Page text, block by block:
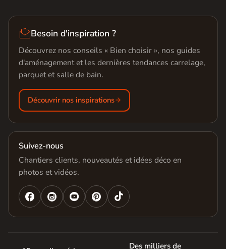
Besoin d'inspiration ?
Découvrez nos conseils « Bien choisir », nos guides
d'aménagement et les dernières tendances carrelage,
parquet et salle de bain.
Découvrir nos inspirations
Suivez-nous
Chantiers clients, nouveautés et idées déco en
photos et vidéos.
   
Des milliers de